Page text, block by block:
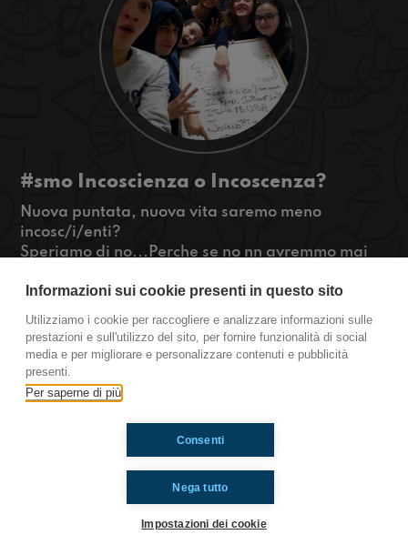
#smo Incoscienza o Incoscenza?
Nuova puntata, nuova vita saremo meno
incosc/i/enti?
Speriamo di no...Perche se no nn avremmo mai
Infine ultimi ma nn per importanza la nostra
divertente e interessante rubrica (calcestruzzo)
#OkkinSu
Sanremo
Ti è piaciuto? Condividilo!
Informazioni sui cookie presenti in questo sito
Utilizziamo i cookie per raccogliere e analizzare informazioni sulle
prestazioni e sull'utilizzo del sito, per fornire funzionalità di social
media e per migliorare e personalizzare contenuti e pubblicità
presenti.
Per saperne di più
Nega tutto
Consenti
Impostazioni dei cookie